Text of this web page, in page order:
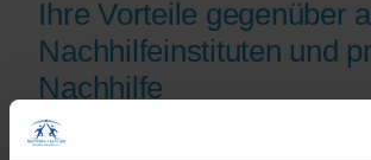
Ihre Vorteile gegenüber
Nachhilfeinstituten und
Nachhilfe
Auf der Plattform finden Sie